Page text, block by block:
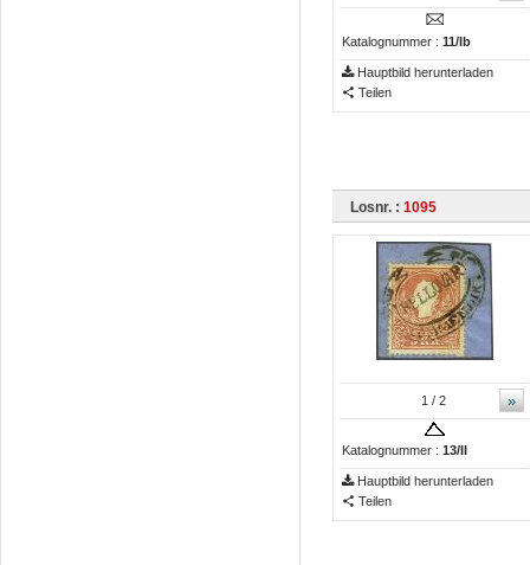
Katalognummer : 11/Ib
Hauptbild herunterladen
Teilen
Losnr. : 1095
»
1 / 2
Katalognummer : 13/II
Hauptbild herunterladen
Teilen